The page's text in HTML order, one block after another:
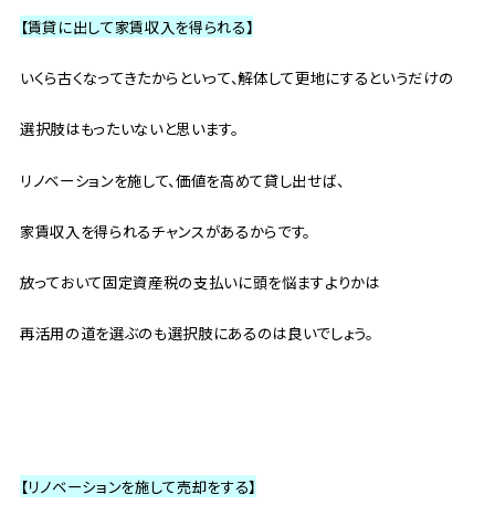
【賃貸に出して家賃収入を得られる】
いくら古くなってきたからといって、解体して更地にするというだけの
選択肢はもったいないと思います。
リノベーションを施して、価値を高めて貸し出せば、
家賃収入を得られるチャンスがあるからです。
放っておいて固定資産税の支払いに頭を悩ますよりかは
再活用の道を選ぶのも選択肢にあるのは良いでしょう。
【リノベーションを施して売却をする】